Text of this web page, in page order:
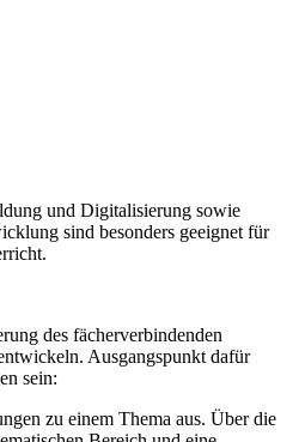
und Digitalisierung sowie
sind besonders geeignet für
des fächerverbindenden
Ausgangspunkt dafür
sein:
zu einem Thema aus. Über die